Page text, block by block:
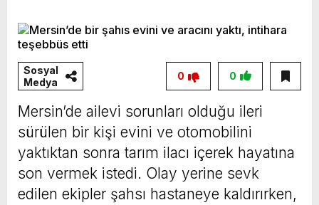
Sayın Vahap Seçer’i makamında ziyaret ettik.
Kentimiz başta olmak üzere yerel yönetimlere
ilişkin birçok konuda fikir alışverişinde
bulunduk. Ortak akıl ve iş birliğiyle hayata
geçireceğimiz çalışmalar üzerine verimli bir
görüşme gerçekleştirdik. Nazik ev sahipliği ve
kıymetli değerlendirmeleri için Başkanımız
Sayın Vahap Seçer’e teşekkür ediyorum.
Sosyal
Medya
0
0
Mersin’de ailevi sorunları olduğu ileri
sürülen bir kişi evini ve otomobilini
yaktıktan sonra tarım ilacı içerek hayatına
son vermek istedi. Olay yerine sevk
edilen ekipler şahsı hastaneye kaldırırken,